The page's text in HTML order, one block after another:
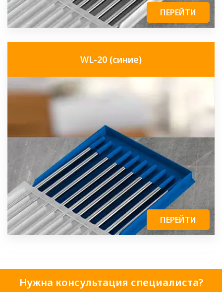
ПЕРЕЙТИ
WL-20 (синие)
ПЕРЕЙТИ
Нужна консультация специалиста?